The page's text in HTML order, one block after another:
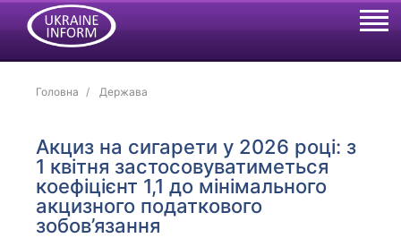
Головна Держава
Акциз на сигарети у 2026 році: з
1 квітня застосовуватиметься
коефіцієнт 1,1 до мінімального
акцизного податкового
зобов’язання